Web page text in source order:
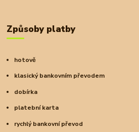
Způsoby platby
hotově
klasický bankovním převodem
dobírka
platební karta
rychlý bankovní převod